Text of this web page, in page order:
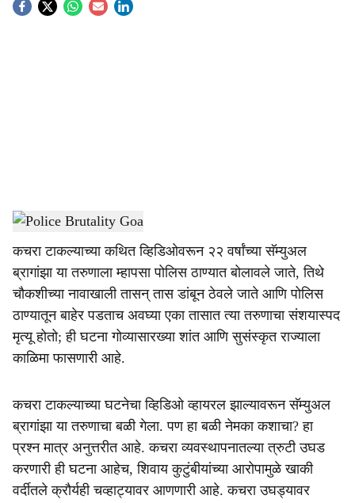
S
a
r
e
Goa Crime- Dainik Gomantak
कचरा टाकल्याच्या कथित व्हिडिओवरून २२ वर्षांच्या सॅम्युअल
ब्रागांझा या तरुणाला म्हापसा पोलिस ठाण्यात बोलावले जाते, तिथे
चौकशीच्या नावाखाली तासन् तास डांबून ठेवले जाते आणि पोलिस
ठाण्यातून बाहेर पडताच अवघ्या एका तासात त्या तरुणाचा संशयास्पद
मृत्यू होतो; ही घटना गोव्यासारख्या शांत आणि सुसंस्कृत राज्याला
काळिमा फासणारी आहे.
कचरा टाकल्याच्या घटनेचा व्हिडिओ व्हायरल झाल्यावरून सॅम्युअल
ब्रागांझा या तरुणाचा बळी गेला. पण हा बळी नेमका कशाचा? हा
प्रश्‍न मात्र अनुत्तरीत आहे. कचरा व्यवस्थापनातल्या त्रुटी उघड
करणारी ही घटना आहेच, शिवाय कुटुंबीयांच्या आरोपामुळे खाकी
वर्दीतले क्रौर्यही चव्हाट्यावर आणणारी आहे. कचरा उघड्यावर